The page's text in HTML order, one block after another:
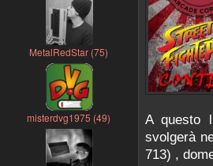
MetalRedStar (75)
misterdvg1975 (49)
A questo
svolgerà
713) ,